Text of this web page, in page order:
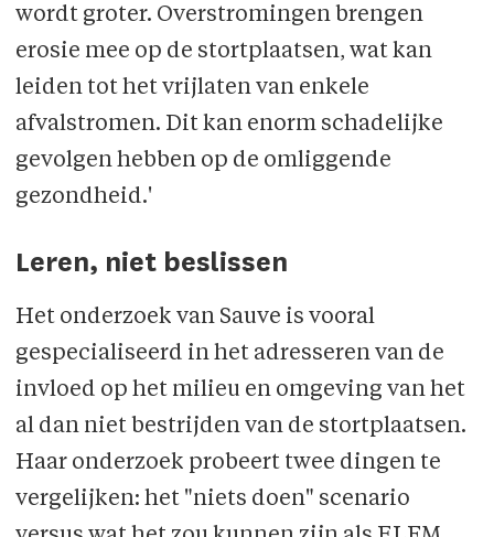
wordt groter. Overstromingen brengen
erosie mee op de stortplaatsen, wat kan
leiden tot het vrijlaten van enkele
afvalstromen. Dit kan enorm schadelijke
gevolgen hebben op de omliggende
gezondheid.'
Leren, niet beslissen
Het onderzoek van Sauve is vooral
gespecialiseerd in het adresseren van de
invloed op het milieu en omgeving van het
al dan niet bestrijden van de stortplaatsen.
Haar onderzoek probeert twee dingen te
vergelijken: het "niets doen" scenario